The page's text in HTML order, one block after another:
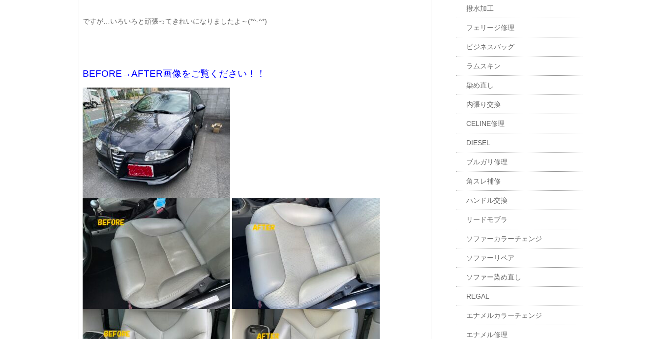
ですが…いろいろと頑張ってきれいになりましたよ～(*^-^*)
BEFORE→AFTER画像をご覧ください！！
撥水加工
フェリージ修理
ビジネスバッグ
ラムスキン
染め直し
内張り交換
CELINE修理
DIESEL
ブルガリ修理
角スレ補修
ハンドル交換
リードモブラ
ソファーカラーチェンジ
ソファーリペア
ソファー染め直し
REGAL
エナメルカラーチェンジ
エナメル修理